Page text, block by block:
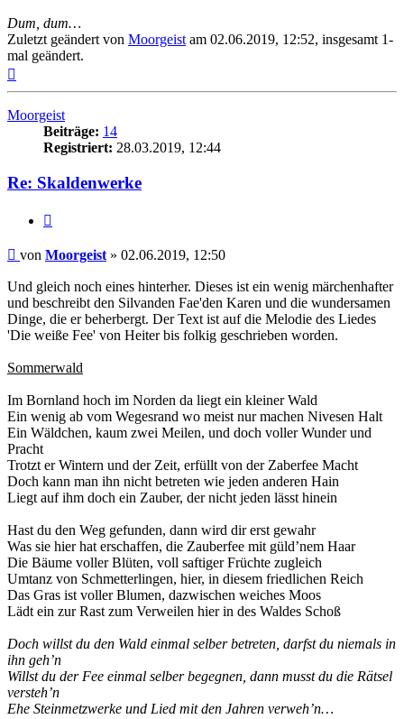
Dum, dum…
Zuletzt geändert von Moorgeist am 02.06.2019, 12:52, insgesamt 1-
mal geändert.
Moorgeist
Beiträge: 14
Registriert: 28.03.2019, 12:44
Re: Skaldenwerke
Beitrag
von Moorgeist » 02.06.2019, 12:50
Und gleich noch eines hinterher. Dieses ist ein wenig märchenhafter
und beschreibt den Silvanden Fae'den Karen und die wundersamen
Dinge, die er beherbergt. Der Text ist auf die Melodie des Liedes
'Die weiße Fee' von Heiter bis folkig geschrieben worden.
Sommerwald
Im Bornland hoch im Norden da liegt ein kleiner Wald
Ein wenig ab vom Wegesrand wo meist nur machen Nivesen Halt
Ein Wäldchen, kaum zwei Meilen, und doch voller Wunder und
Pracht
Trotzt er Wintern und der Zeit, erfüllt von der Zaberfee Macht
Doch kann man ihn nicht betreten wie jeden anderen Hain
Liegt auf ihm doch ein Zauber, der nicht jeden lässt hinein
Hast du den Weg gefunden, dann wird dir erst gewahr
Was sie hier hat erschaffen, die Zauberfee mit güld’nem Haar
Die Bäume voller Blüten, voll saftiger Früchte zugleich
Umtanz von Schmetterlingen, hier, in diesem friedlichen Reich
Das Gras ist voller Blumen, dazwischen weiches Moos
Lädt ein zur Rast zum Verweilen hier in des Waldes Schoß
Doch willst du den Wald einmal selber betreten, darfst du niemals in
ihn geh’n
Willst du der Fee einmal selber begegnen, dann musst du die Rätsel
versteh’n
Ehe Steinmetzwerke und Lied mit den Jahren verweh’n…